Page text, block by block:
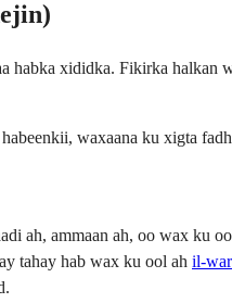
habka xididka. Fikirka halkan
waxaana ku xigta
ah, ammaan ah, oo wax ku
tahay hab wax ku ool ah il-